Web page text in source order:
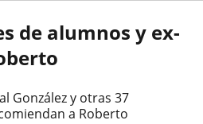
de alumnos y ex-
González y otras 37
a Roberto